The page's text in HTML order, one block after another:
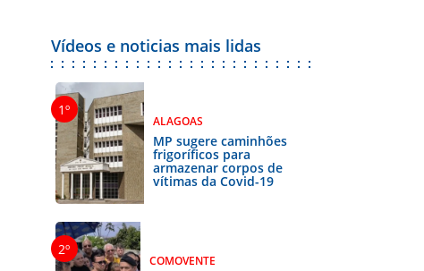
Vídeos e noticias mais lidas
ALAGOAS
MP sugere caminhões
frigoríficos para
armazenar corpos de
vítimas da Covid-19
COMOVENTE